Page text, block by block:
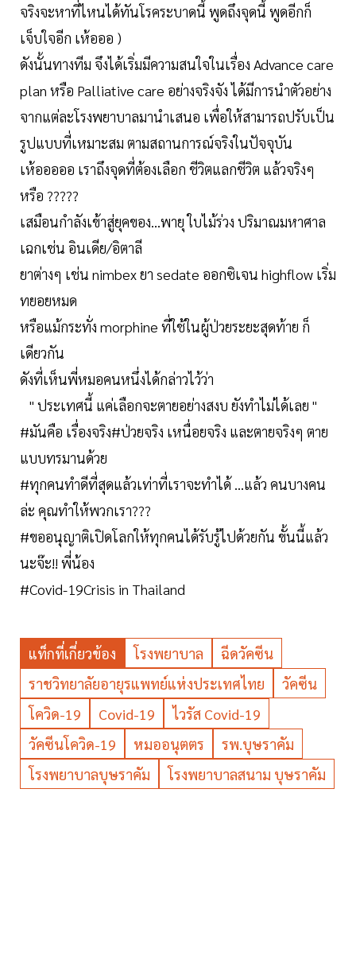
จริงจะหาที่ไหนได้ทันโรคระบาดนี้ พูดถึงจุดนี้ พูดอีกก็
เจ็บใจอีก เห้อออ )
ดังนั้นทางทีม จึงได้เริ่มมีความสนใจในเรื่อง Advance care
plan หรือ Palliative care อย่างจริงจัง ได้มีการนำตัวอย่าง
จากแต่ละโรงพยาบาลมานำเสนอ เพื่อให้สามารถปรับเป็น
รูปแบบที่เหมาะสม ตามสถานการณ์จริงในปัจจุบัน
เห้อออออ เราถึงจุดที่ต้องเลือก ชีวิตแลกชีวิต แล้วจริงๆ
หรือ ?????
เสมือนกำลังเข้าสู่ยุคของ…พายุ ใบไม้ร่วง ปริมาณมหาศาล
เฉกเช่น อินเดีย/อิตาลี
ยาต่างๆ เช่น nimbex ยา sedate ออกซิเจน highflow เริ่ม
ทยอยหมด
หรือแม้กระทั่ง morphine ที่ใช้ในผู้ป่วยระยะสุดท้าย ก็
เดียวกัน
ดังที่เห็นพี่หมอคนหนึ่งได้กล่าวไว้ว่า
" ประเทศนี้ แค่เลือกจะตายอย่างสงบ ยังทำไม่ได้เลย "
#มันคือ เรื่องจริง#ป่วยจริง เหนื่อยจริง และตายจริงๆ ตาย
แบบทรมานด้วย
#ทุกคนทำดีที่สุดแล้วเท่าที่เราจะทำได้ …แล้ว คนบางคน
ล่ะ คุณทำให้พวกเรา???
#ขออนุญาติเปิดโลกให้ทุกคนได้รับรู้ไปด้วยกัน ขั้นนี้แล้ว
นะจ๊ะ!! พี่น้อง
#Covid-19Crisis in Thailand
แท็กที่เกี่ยวข้อง โรงพยาบาล
ฉีดวัคซีน
ราชวิทยาลัยอายุรแพทย์แห่งประเทศไทย
วัคซีน
โควิด-19
Covid-19
ไวรัส Covid-19
วัคซีนโควิด-19
หมออนุตตร
รพ.บุษราคัม
โรงพยาบาลบุษราคัม
โรงพยาบาลสนาม บุษราคัม